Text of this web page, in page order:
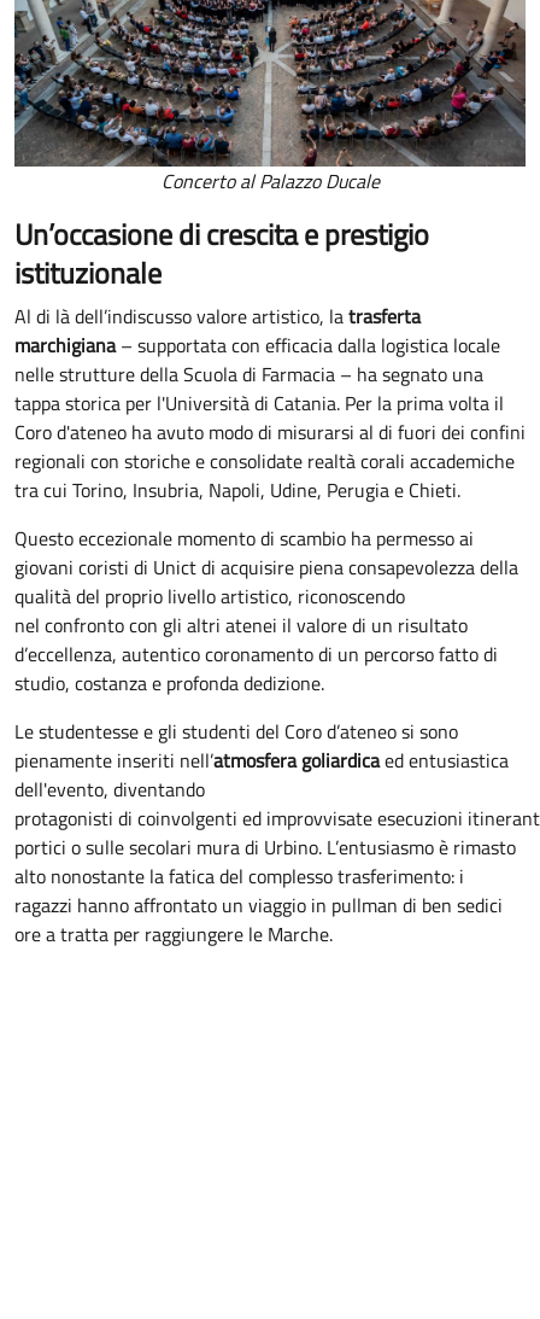
Concerto al Palazzo Ducale
Un’occasione di crescita e prestigio
istituzionale
Al di là dell’indiscusso valore artistico, latrasferta
marchigiana– supportata con efficacia dalla logistica locale
nelle strutture della Scuola di Farmacia – ha segnato una
tappa storica per l'Università di Catania. Per la prima volta il
Coro d'ateneo ha avuto modo di misurarsi al di fuori dei confini
regionali con storiche e consolidate realtà corali accademiche
tra cui Torino, Insubria, Napoli, Udine, Perugia e Chieti.
Questo eccezionale momento di scambio ha permesso ai
giovani coristi di Unict di acquisire piena consapevolezza della
qualità del proprio livello artistico, riconoscendo
nel confronto con gli altri atenei il valore di un risultato
d’eccellenza, autentico coronamento di un percorso fatto di
studio, costanza e profonda dedizione.
Le studentesse e gli studenti del Coro d’ateneo si sono
pienamente inseriti nell’atmosfera goliardicaed entusiastica
dell'evento, diventando
protagonisti di coinvolgenti ed improvvisate esecuzioni
portici o sulle secolari mura di Urbino. L’entusiasmo è rimasto
alto nonostante la fatica del complesso trasferimento: i
ragazzi hanno affrontato un viaggio in pullman di ben sedici
ore a tratta per raggiungere le Marche.